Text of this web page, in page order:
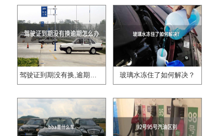
驾驶证到期没有换,逾期怎么办?? 玻璃水冻住了如何解决？